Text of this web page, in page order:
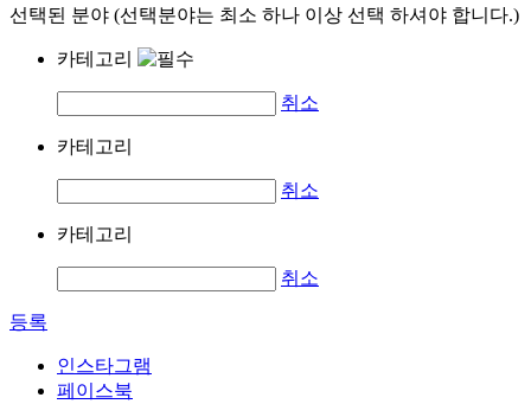
선택된 분야 (선택분야는 최소 하나 이상 선택 하셔야 합니다.)
카테고리
취소
카테고리
취소
카테고리
취소
등록
인스타그램
페이스북